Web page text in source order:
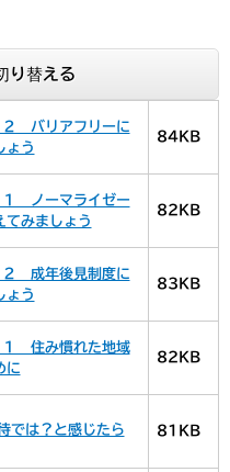
り替える
２ バリアフリーに
ょう
84KB
１ ノーマライゼー
てみましょう
82KB
２ 成年後見制度に
ょう
83KB
１ 住み慣れた地域
に
82KB
では？と感じたら 81KB